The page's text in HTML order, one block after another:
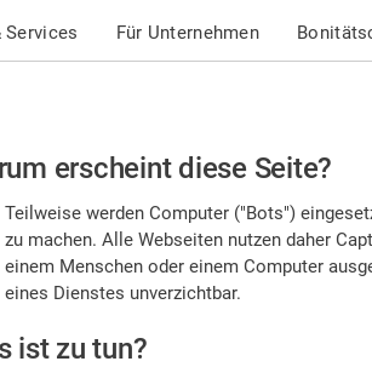
Services Für Unternehmen
erscheint diese Seite?
Teilweise werden Computer ("Bots")
zu machen. Alle Webseiten nutzen daher
einem Menschen oder einem Computer
eines Dienstes unverzichtbar.
ist zu tun?